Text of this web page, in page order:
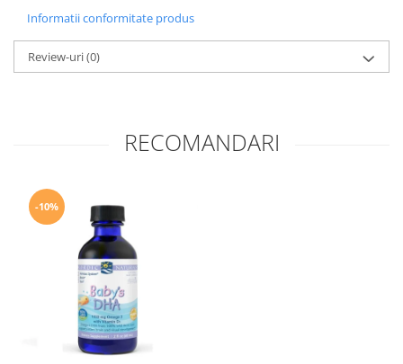
Informatii conformitate produs
Review-uri(0)
RECOMANDARI
-10%